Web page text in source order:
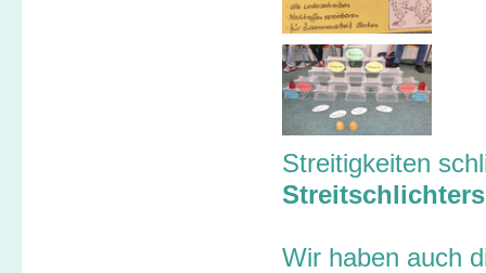
Streitigkeiten
Wir haben auch